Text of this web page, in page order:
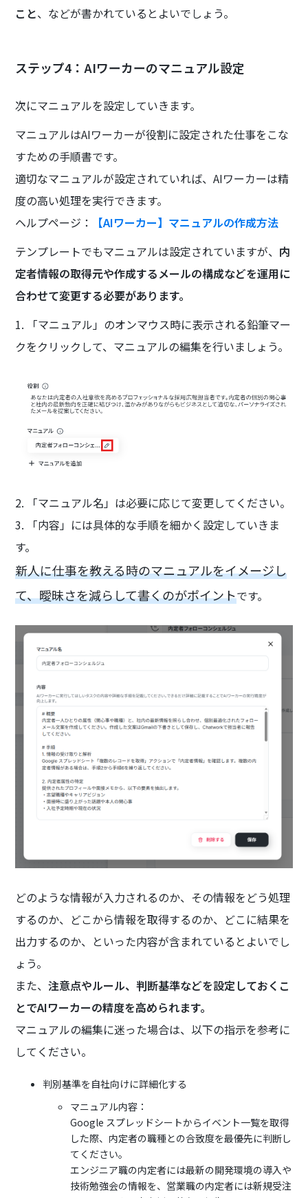
こと、などが書かれているとよいでしょう。
ステップ4：AIワーカーのマニュアル設定
次にマニュアルを設定していきます。
マニュアルはAIワーカーが役割に設定された仕事をこな
すための手順書です。
適切なマニュアルが設定されていれば、AIワーカーは精
度の高い処理を実行できます。
ヘルプページ：
【AIワーカー】マニュアルの作成方法
テンプレートでもマニュアルは設定されていますが、 内
定者情報の取得元や作成するメールの構成などを運用に
合わせて変更する必要があります。
1. 「マニュアル」のオンマウス時に表示される鉛筆マー
クをクリックして、マニュアルの編集を行いましょう。
2. 「マニュアル名」は必要に応じて変更してください。
3. 「内容」には具体的な手順を細かく設定していきま
す。
新人に仕事を教える時のマニュアルをイメージし
て、曖昧さを減らして書くのがポイントです。
どのような情報が入力されるのか、その情報をどう処理
するのか、どこから情報を取得するのか、どこに結果を
出力するのか、といった内容が含まれているとよいでし
ょう。
また、注意点やルール、判断基準などを設定しておくこ
とでAIワーカーの精度を高められます。
マニュアルの編集に迷った場合は、以下の指示を参考に
してください。
判別基準を自社向けに詳細化する
マニュアル内容：
Google スプレッドシートからイベント一覧を取得
した際、内定者の職種との合致度を最優先に判断し
てください。
エンジニア職の内定者には最新の開発環境の導入や
技術勉強会の情報を、営業職の内定者には新規受注